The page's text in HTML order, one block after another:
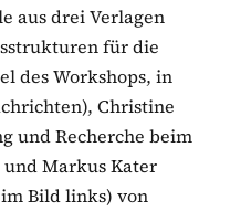
aus drei Verlagen
für die
des Workshops, in
Christine
und Recherche beim
Markus Kater
Bild links) von